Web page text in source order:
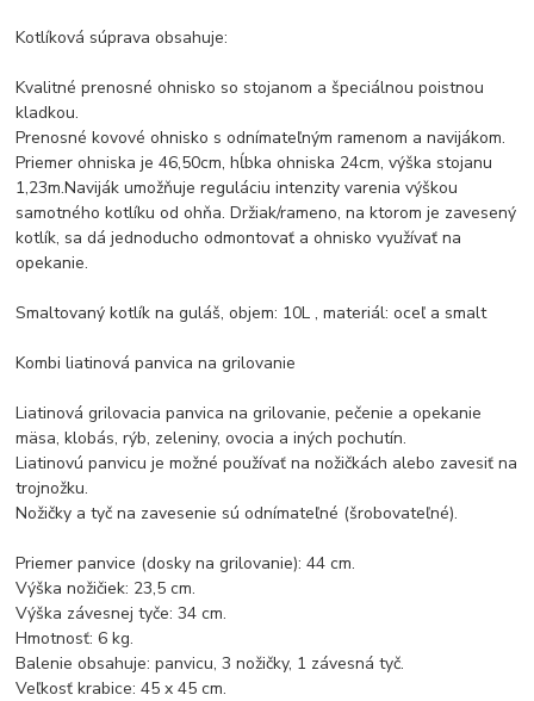
Kotlíková súprava obsahuje:
Kvalitné prenosné ohnisko so stojanom a špeciálnou poistnou
kladkou.
Prenosné kovové ohnisko s odnímateľným ramenom a navijákom.
Priemer ohniska je 46,50cm, hĺbka ohniska 24cm, výška stojanu
1,23m.Naviják umožňuje reguláciu intenzity varenia výškou
samotného kotlíku od ohňa. Držiak/rameno, na ktorom je zavesený
kotlík, sa dá jednoducho odmontovať a ohnisko využívať na
opekanie.
Smaltovaný kotlík na guláš, objem: 10L , materiál: oceľ a smalt
Kombi liatinová panvica na grilovanie
Liatinová grilovacia panvica na grilovanie, pečenie a opekanie
mäsa, klobás, rýb, zeleniny, ovocia a iných pochutín.
Liatinovú panvicu je možné používať na nožičkách alebo zavesiť na
trojnožku.
Nožičky a tyč na zavesenie sú odnímateľné (šrobovateľné).
Priemer panvice (dosky na grilovanie): 44 cm.
Výška nožičiek: 23,5 cm.
Výška závesnej tyče: 34 cm.
Hmotnosť: 6 kg.
Balenie obsahuje: panvicu, 3 nožičky, 1 závesná tyč.
Veľkosť krabice: 45 x 45 cm.